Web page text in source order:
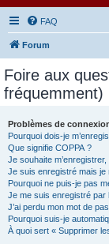
FAQ
Forum
Foire aux
fréquemment)
Problèmes de
Pourquoi dois-je
Que signifie COPPA ?
Je souhaite
Je suis enregistré mais
Pourquoi ne puis-je pas
Je me suis enregistré par
J’ai perdu mon mot de
Pourquoi suis-je
À quoi sert « Supprimer